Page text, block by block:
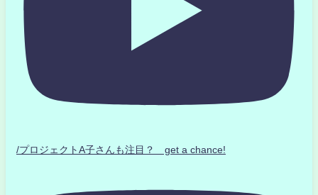
/プロジェクトA子さんも注目？ get a chance!